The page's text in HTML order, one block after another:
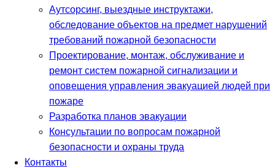
Аутсорсинг, выездные инструктажи,
обследование объектов на предмет нарушений
требований пожарной безопасности
Проектирование, монтаж, обслуживание и
ремонт систем пожарной сигнализации и
оповещения управления эвакуацией людей при
пожаре
Разработка планов эвакуации
Консультации по вопросам пожарной
безопасности и охраны труда
Контакты